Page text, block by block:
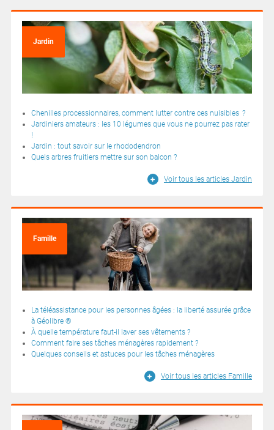
Jardin
Chenilles processionnaires, comment lutter contre ces nuisibles ?
Jardiniers amateurs : les 10 légumes que vous ne pourrez pas rater
!
Jardin : tout savoir sur le rhododendron
Quels arbres fruitiers mettre sur son balcon ?
Voir tous les articles Jardin
Famille
La téléassistance pour les personnes âgées : la liberté assurée grâce
à Géolibre ®
À quelle température faut-il laver ses vêtements ?
Comment faire ses tâches ménagères rapidement ?
Quelques conseils et astuces pour les tâches ménagères
Voir tous les articles Famille